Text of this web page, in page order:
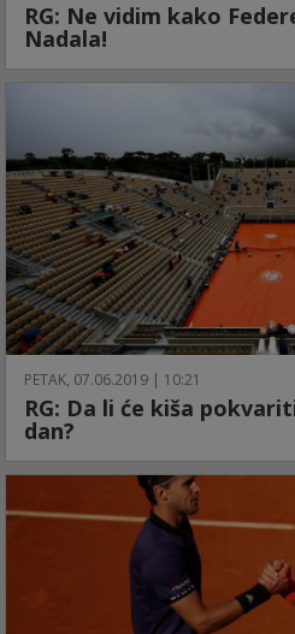
RG: Ne vidim kako
Nadala!
PETAK, 07.06.2019 | 10:21
RG: Da li će kiša
dan?